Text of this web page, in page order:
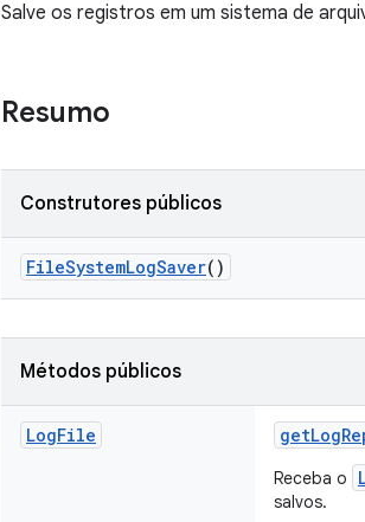
Salve os registros em um sistema de
Resumo
Construtores públicos
FileSystemLogSaver()
Métodos públicos
LogFile getLog
Receba o
salvos.